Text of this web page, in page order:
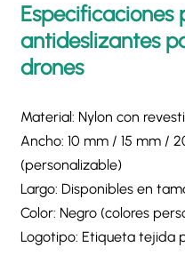
Especificaciones
antideslizantes
drones
Material: Nylon con
Ancho: 10 mm / 15 mm /
(personalizable)
Largo: Disponibles en
Color: Negro (colores
Logotipo: Etiqueta tejida